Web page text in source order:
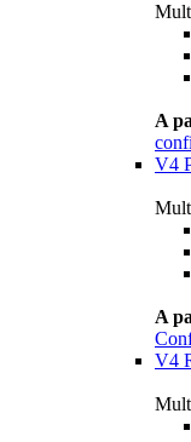
A
V4
A
V4